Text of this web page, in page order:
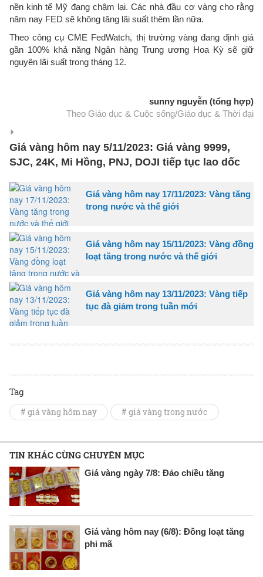
nền kinh tế Mỹ đang chậm lại. Các nhà đầu cơ vàng cho rằng
năm nay FED sẽ không tăng lãi suất thêm lần nữa.
Theo công cụ CME FedWatch, thị trường vàng đang định giá
gần 100% khả năng Ngân hàng Trung ương Hoa Kỳ sẽ giữ
nguyên lãi suất trong tháng 12.
sunny nguyễn (tổng hợp)
Theo Giáo dục & Cuộc sống/Giáo dục & Thời đại
Giá vàng hôm nay 5/11/2023: Giá vàng 9999,
SJC, 24K, Mi Hồng, PNJ, DOJI tiếp tục lao dốc
Giá vàng hôm nay 17/11/2023: Vàng tăng
trong nước và thế giới
Giá vàng hôm nay 15/11/2023: Vàng đồng
loạt tăng trong nước và thế giới
Giá vàng hôm nay 13/11/2023: Vàng tiếp
tục đà giảm trong tuần mới
Tag
# giá vàng hôm nay # giá vàng trong nước
TIN KHÁC CÙNG CHUYÊN MỤC
Giá vàng ngày 7/8: Đảo chiều tăng
Giá vàng hôm nay (6/8): Đồng loạt tăng
phi mã